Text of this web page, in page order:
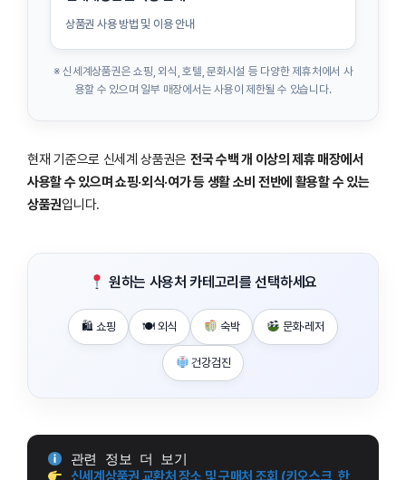
상품권 사용 방법 및 이용 안내
※ 신세계상품권은 쇼핑, 외식, 호텔, 문화시설 등 다양한 제휴처에서 사
용할 수 있으며 일부 매장에서는 사용이 제한될 수 있습니다.
현재 기준으로 신세계 상품권은 전국 수백 개 이상의 제휴 매장에서
사용할 수 있으며 쇼핑·외식·여가 등 생활 소비 전반에 활용할 수 있는
상품권입니다.
원하는 사용처 카테고리를 선택하세요
🛍 쇼핑 🍽 외식 숙박 문화·레저
건강검진
관련 정보 더 보기
신세계상품권 교환처 장소 및 구매처 조회 (키오스크, 한